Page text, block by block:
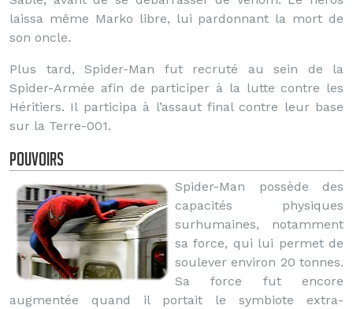
laissa même Marko libre, lui pardonnant la mort de
son oncle.
Plus tard, Spider-Man fut recruté au sein de la
Spider-Armée afin de participer à la lutte contre les
Héritiers. Il participa à l’assaut final contre leur base
sur la Terre-001.
Pouvoirs
Spider-Man possède des
capacités physiques
surhumaines, notamment
sa force, qui lui permet de
soulever environ 20 tonnes.
Sa force fut encore
augmentée quand il portait le symbiote extra-